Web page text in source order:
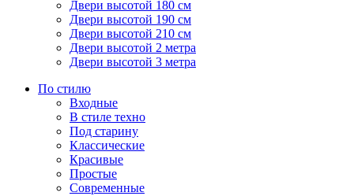
Двери высотой 180 см
Двери высотой 190 см
Двери высотой 210 см
Двери высотой 2 метра
Двери высотой 3 метра
По стилю
Входные
В стиле техно
Под старину
Классические
Красивые
Простые
Современные